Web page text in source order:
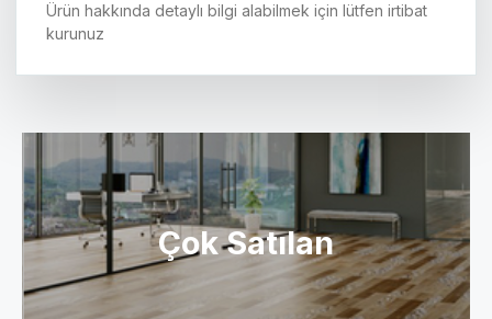
Ürün hakkında detaylı bilgi alabilmek için lütfen irtibat
kurunuz
Çok Satılan